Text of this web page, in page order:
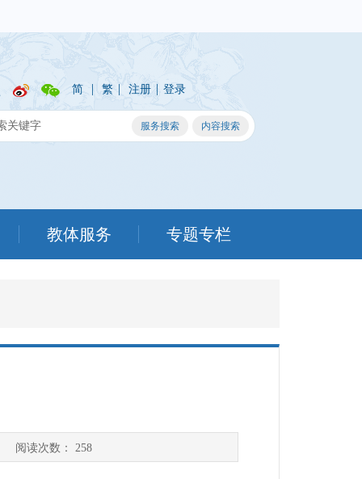
简 | 繁 | 注册 | 登录
教体服务 专题专栏
读次数： 258